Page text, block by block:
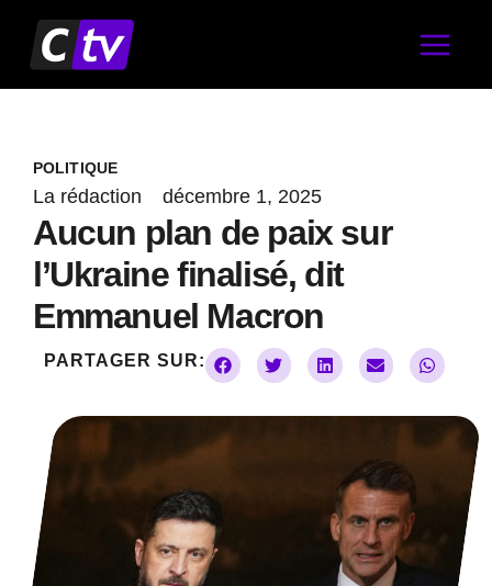
contenu
POLITIQUE
La rédaction décembre 1, 2025
Aucun plan de paix sur
l’Ukraine finalisé, dit
Emmanuel Macron
PARTAGER SUR: